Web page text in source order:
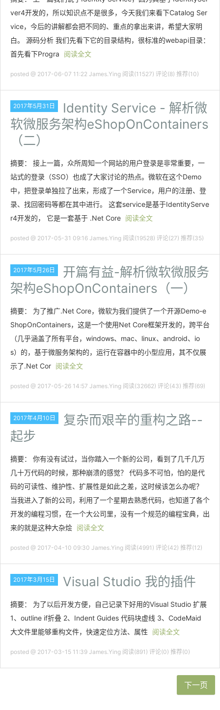
ver4开发的，所以知识点不是很多，今天我们来看下Catalog Ser
vice，今后的讲解都会把不同的、重点的拿出来讲，希望大家明
白。 源码分析 我们先看下它的目录结构，很标准的webapi目录：
首先看下Progra
阅读全文
posted @ 2017-06-07 11:22 James.Ying 阅读(11527) 评论(8) 推荐(10)
2017年5月31日
Identity Service - 解析微
软微服务架构eShopOnContainers
（二）
摘要： 接上一篇，众所周知一个网站的用户登录是非常重要，一
站式的登录（SSO）也成了大家讨论的热点。微软在这个Demo
中，把登录单独拉了出来，形成了一个Service，用户的注册、登
录、找回密码等都在其中进行。 这套service是基于IdentityServe
r4开发的， 它是一套基于 .Net Core 阅读全文
posted @ 2017-05-31 09:16 James.Ying 阅读(19528) 评论(27) 推荐(35)
2017年5月26日
开篇有益-解析微软微服务
架构eShopOnContainers（一）
摘要： 为了推广.Net Core，微软为我们提供了一个开源Demo-e
ShopOnContainers，这是一个使用Net Core框架开发的，跨平台
（几乎涵盖了所有平台，windows、mac、linux、android、io
s）的，基于微服务架构的，运行在容器中的小型应用，其不仅展
示了.Net Cor 阅读全文
posted @ 2017-05-26 14:57 James.Ying 阅读(32662) 评论(43) 推荐(69)
2017年4月10日
复杂而艰辛的重构之路--
起步
摘要： 你有没有试过，当你踏入一个新的公司，看到了几千几万
几十万代码的时候，那种崩溃的感觉？ 代码多不可怕，怕的是代
码的可读性、维护性、扩展性是如此之差，这时候该怎么办呢？
当我进入了新的公司，利用了一个星期去熟悉代码，也知道了各个
开发的编程习惯，在一个大公司里，没有一个规范的编程宝典，出
来的就是这种大杂烩 阅读全文
posted @ 2017-04-10 09:30 James.Ying 阅读(4991) 评论(42) 推荐(12)
2017年3月15日 Visual Studio 我的插件
摘要： 为了以后开发方便，自己记录下好用的Visual Studio 扩展
1、outline if折叠 2、Indent Guides 代码块虚线 3、CodeMaid
大文件里能够重构文件，快速定位方法、属性
阅读全文
posted @ 2017-03-15 11:39 James.Ying 阅读(891) 评论(0) 推荐(0)
下一页